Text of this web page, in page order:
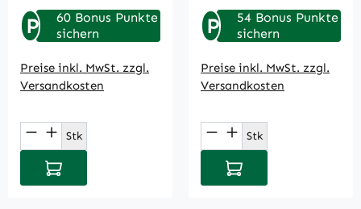
P
60 Bonus Punkte
sichern
Preise inkl. MwSt. zzgl.
Versandkosten
Produkt Anzahl: Gib den gewünschten
Stk
In den Warenkorb
P
54 Bonus Punkte
sichern
Preise inkl. MwSt. zzgl.
Versandkosten
Produkt Anzahl:
Stk
In den Warenkorb